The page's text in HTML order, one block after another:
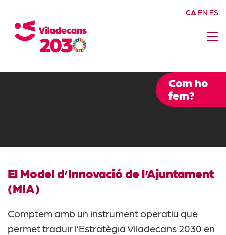
Com ho
fem?
El Model d’Innovació de l’Ajuntament
(MIA)
Comptem amb un instrument operatiu que
permet traduir l’Estratègia Viladecans 2030 en
CA EN ES